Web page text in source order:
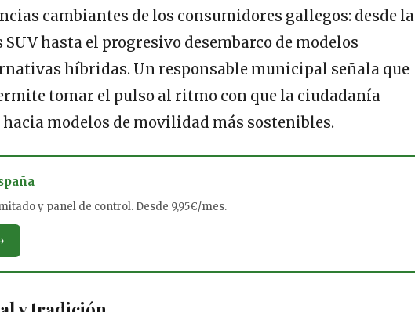
cambiantes de los consumidores gallegos: desde la
hasta el progresivo desembarco de modelos
híbridas. Un responsable municipal señala que
tomar el pulso al ritmo con que la ciudadanía
modelos de movilidad más sostenibles.
y panel de control. Desde 9,95€/mes.